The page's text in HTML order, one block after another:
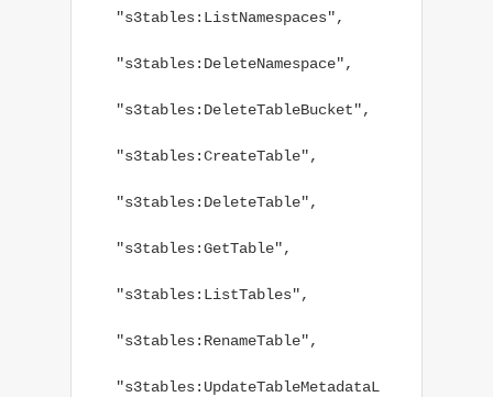
"s3tables:ListNamespaces",
"s3tables:DeleteNamespace",
"s3tables:DeleteTableBucket",
"s3tables:CreateTable",
"s3tables:DeleteTable",
"s3tables:GetTable",
"s3tables:ListTables",
"s3tables:RenameTable",
"s3tables:UpdateTableMetadataL